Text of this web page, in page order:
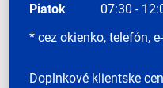
Piatok
07:30 -
* cez okienko, telefón,
Doplnkové klientske